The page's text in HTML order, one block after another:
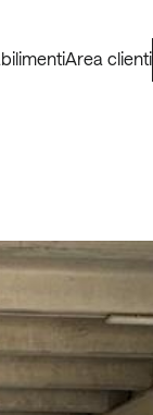
Area clienti